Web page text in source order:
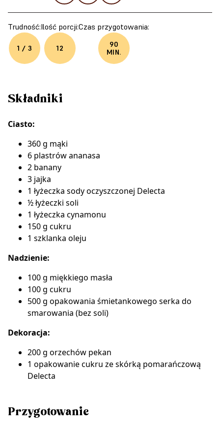
Trudność:
1 / 3
Ilość porcji:
12
Czas przygotowania:
90
MIN.
Składniki
Ciasto:
360 g mąki
6 plastrów ananasa
2 banany
3 jajka
1 łyżeczka sody oczyszczonej Delecta
½ łyżeczki soli
1 łyżeczka cynamonu
150 g cukru
1 szklanka oleju
Nadzienie:
100 g miękkiego masła
100 g cukru
500 g opakowania śmietankowego serka do
smarowania (bez soli)
Dekoracja:
200 g orzechów pekan
1 opakowaniecukru ze skórką pomarańczową
Delecta
Przygotowanie